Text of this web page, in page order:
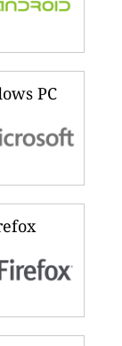
PC